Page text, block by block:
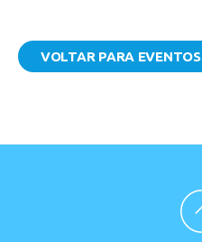
VOLTAR PARA EVENTOS